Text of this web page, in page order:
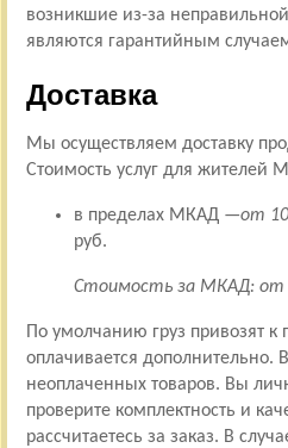
возникшие из-за
являются гарантийным
Доставка
Мы осуществляем доставку
Стоимость услуг для жителей
в пределах МКАД —от
руб.
Стоимость за МКАД: от
По умолчанию груз привозят
оплачивается дополнительно.
неоплаченных товаров. Вы
проверите комплектность и
рассчитаетесь за заказ. В